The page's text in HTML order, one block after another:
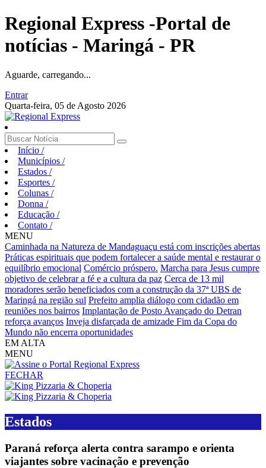
Regional Express -Portal de
notícias - Maringá - PR
Aguarde, carregando...
Entrar
Quarta-feira, 05 de Agosto 2026
Início /
Municípios /
Estados /
Esportes /
Colunas /
Donna /
Educação /
Contato /
MENU
Caminhada na Natureza de Mandaguaçu está com inscrições abertas
Práticas espirituais que podem fortalecer a saúde mental e restaurar o
equilíbrio emocional Comércio próspero. Marcha para Jesus cumpre
objetivo de celebrar a fé e a cultura da paz Cerca de 13 mil
moradores serão beneficiados com a construção da 37ª UBS de
Maringá na região sul Prefeito amplia diálogo com cidadão em
reuniões nos bairros Implantação de Posto Avançado do Detran
reforça avanços Inveja disfarçada de amizade Fim da Copa do
Mundo não encerra oportunidades
EM ALTA
MENU
FECHAR
Estados
Paraná reforça alerta contra sarampo e orienta
viajantes sobre vacinação e prevenção